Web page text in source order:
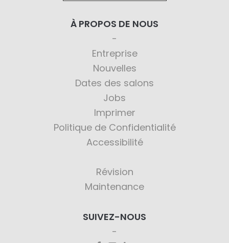
À PROPOS DE NOUS
Entreprise
Nouvelles
Dates des salons
Jobs
Imprimer
Politique de Confidentialité
Accessibilité
Révision
Maintenance
SUIVEZ-NOUS